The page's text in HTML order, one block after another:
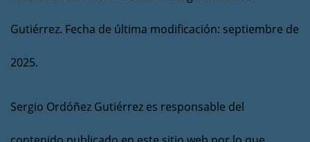
Gutiérrez. Fecha de última modificación: septiembre de
2025.
Sergio Ordóñez Gutiérrez es responsable del